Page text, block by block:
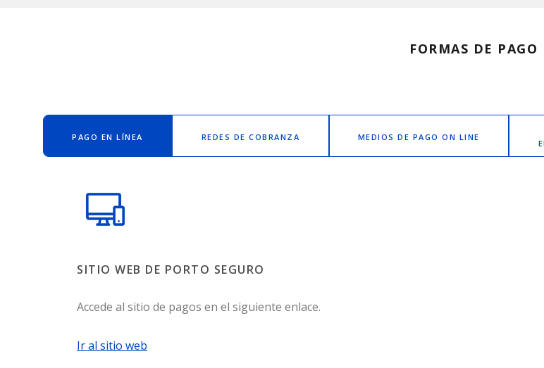
FORMAS DE PAGO
PAGO EN LÍNEA REDES DE COBRANZA MEDIOS DE PAGO ON LINE
SITIO WEB DE PORTO SEGURO
Accede al sitio de pagos en el siguiente enlace.
Ir al sitio web